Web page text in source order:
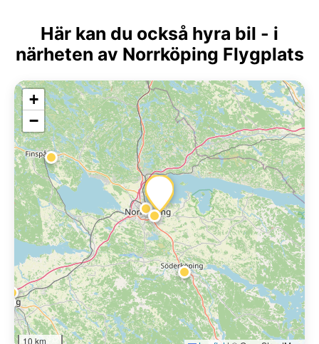
Här kan du också hyra bil - i
närheten av Norrköping Flygplats
+
−
10 km